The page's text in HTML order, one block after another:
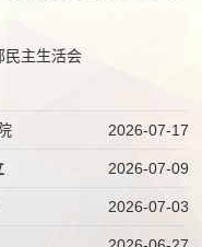
民主生活会
2026-07-17
2026-07-09
2026-07-03